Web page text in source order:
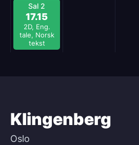
Sal 2
17.15
2D, Eng.
tale, Norsk
tekst
Klingenberg
Oslo